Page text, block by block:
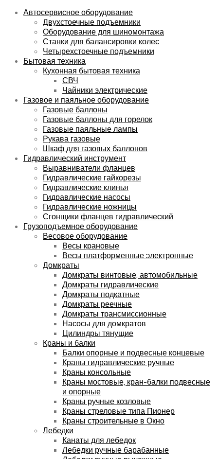
Автосервисное оборудование
Двухстоечные подъемники
Оборудование для шиномонтажа
Станки для балансировки колес
Четырехстоечные подъемники
Бытовая техника
Кухонная бытовая техника
СВЧ
Чайники электрические
Газовое и паяльное оборудование
Газовые баллоны
Газовые баллоны для горелок
Газовые паяльные лампы
Рукава газовые
Шкаф для газовых баллонов
Гидравлический инструмент
Выравниватели фланцев
Гидравлические гайкорезы
Гидравлические клинья
Гидравлические насосы
Гидравлические ножницы
Сгонщики фланцев гидравлический
Грузоподъемное оборудование
Весовое оборудование
Весы крановые
Весы платформенные электронные
Домкраты
Домкраты винтовые, автомобильные
Домкраты гидравлические
Домкраты подкатные
Домкраты реечные
Домкраты трансмиссионные
Насосы для домкратов
Цилиндры тянущие
Краны и балки
Балки опорные и подвесные концевые
Краны гидравлические ручные
Краны консольные
Краны мостовые, кран-балки подвесные
и опорные
Краны ручные козловые
Краны стреловые типа Пионер
Краны строительные в Окно
Лебедки
Канаты для лебедок
Лебедки ручные барабанные